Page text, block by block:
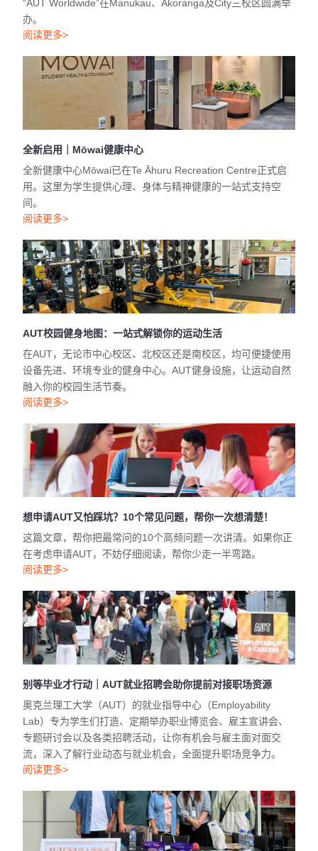
“AUT Worldwide”在Manukau、Akoranga及City三校区圆满举
办。
阅读更多>
全新启用｜Mōwai健康中心
全新健康中心Mōwai已在Te Āhuru Recreation Centre正式启
用。这里为学生提供心理、身体与精神健康的一站式支持空
间。
阅读更多>
AUT校园健身地图：一站式解锁你的运动生活
在AUT，无论市中心校区、北校区还是南校区，均可便捷使用
设备先进、环境专业的健身中心。AUT健身设施，让运动自然
融入你的校园生活节奏。
阅读更多>
想申请AUT又怕踩坑？10个常见问题，帮你一次想清楚！
这篇文章，帮你把最常问的10个高频问题一次讲清。如果你正
在考虑申请AUT，不妨仔细阅读，帮你少走一半弯路。
阅读更多>
别等毕业才行动｜AUT就业招聘会助你提前对接职场资源
奥克兰理工大学（AUT）的就业指导中心（Employability
Lab）专为学生们打造、定期举办职业博览会、雇主宣讲会、
专题研讨会以及各类招聘活动，让你有机会与雇主面对面交
流，深入了解行业动态与就业机会，全面提升职场竞争力。
阅读更多>